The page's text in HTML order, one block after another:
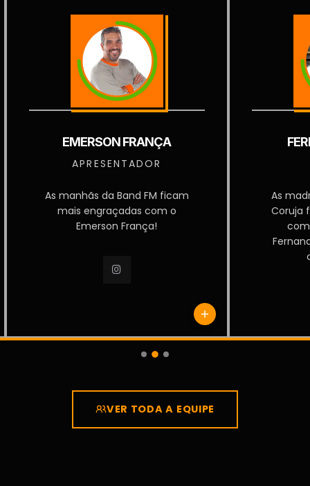
EMERSON FRANÇA
APRESENTADOR
As manhãs da Band FM ficam
mais engraçadas com o
Emerson França!
As
Coruja
VER TODA A EQUIPE